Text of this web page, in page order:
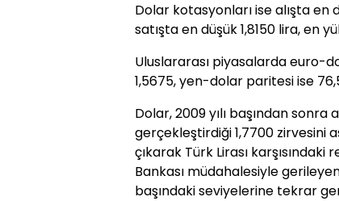
Dolar kotasyonları ise alışta en
satışta en düşük 1,8150 lira, en
Uluslararası piyasalarda euro-
1,5675, yen-dolar paritesi ise
Dolar, 2009 yılı başından
gerçekleştirdiği 1,7700 zirvesini
çıkarak Türk Lirası
Bankası müdahalesiyle
başındaki seviyelerine tekrar